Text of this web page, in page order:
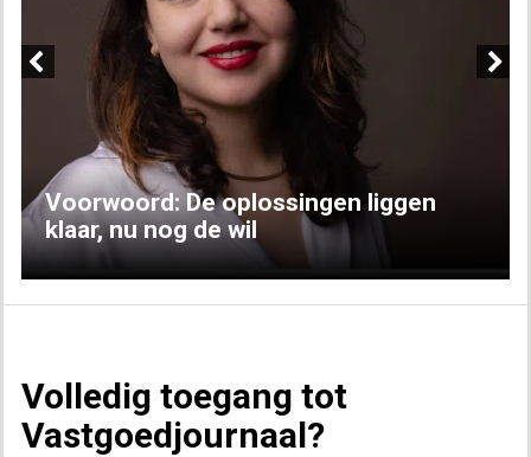
Voorwoord: De oplossingen liggen
klaar, nu nog de wil
Volledig toegang tot
Vastgoedjournaal?